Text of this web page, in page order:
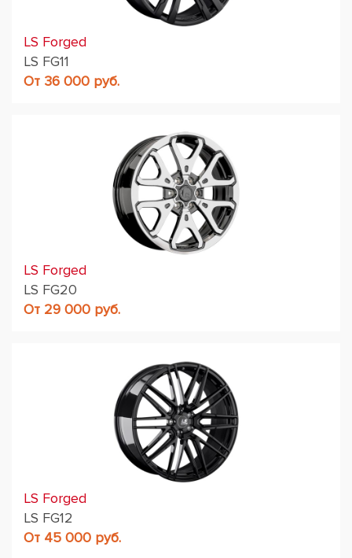
LS Forged
LS FG11
От 36 000 руб.
LS Forged
LS FG20
От 29 000 руб.
LS Forged
LS FG12
От 45 000 руб.